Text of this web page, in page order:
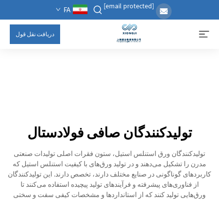
[email protected]
FA
دریافت نقل قول
تولیدکنندگان صافی فولادستال
تولیدکنندگان ورق استنلس استیل، ستون فقرات اصلی تولیدات صنعتی
مدرن را تشکیل می‌دهند و در تولید ورق‌های با کیفیت استنلس استیل که
کاربردهای گوناگونی در صنایع مختلف دارند، تخصص دارند. این تولیدکنندگان
از فناوری‌های پیشرفته و فرآیندهای تولید پیچیده استفاده می‌کنند تا
ورق‌هایی تولید کنند که از استانداردها و مشخصات کیفی سفت و سختی